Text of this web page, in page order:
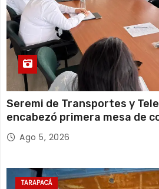
Seremi de Transportes y
encabezó primera mesa de
retiro de cables en desuso en
Ago 5, 2026
TARAPACÁ